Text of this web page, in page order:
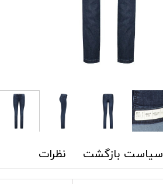
سیاست بازگشت نظرات